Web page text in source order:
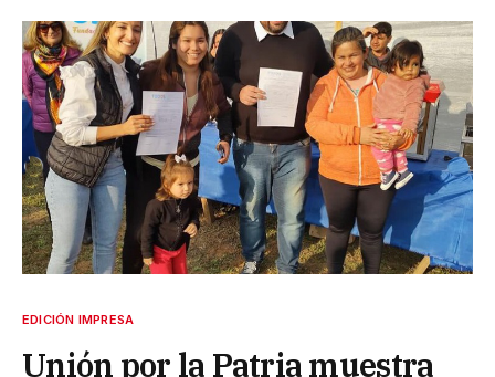
EDICIÓN IMPRESA
Unión por la Patria muestra